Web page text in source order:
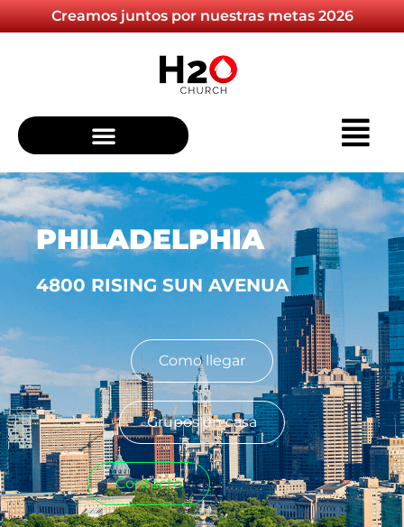
Creamos juntos por nuestras metas 2026
PHILADELPHIA
4800 RISING SUN AVENUA
Como llegar
Grupos en casa
Contacto